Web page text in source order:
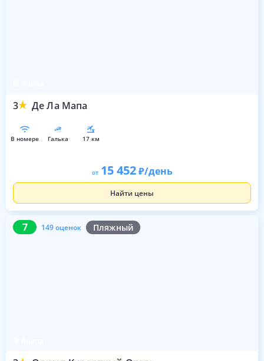
3 Де Ла Мапа
в номере галька 17 км
от 15 452 /день
Найти цены
7 149 оценок Пляжный
7 149 оценок